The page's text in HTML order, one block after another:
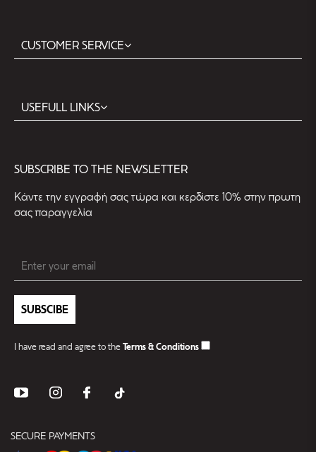
CUSTOMER SERVICE
USEFULL LINKS
SUBSCRIBE TO THE NEWSLETTER
Kάντε την εγγραφή σας τώρα και κερδίστε 10% στην πρωτη
σας παραγγελία
SUBSCIBE
I have read and agree to theTerms & Conditions
SECURE PAYMENTS